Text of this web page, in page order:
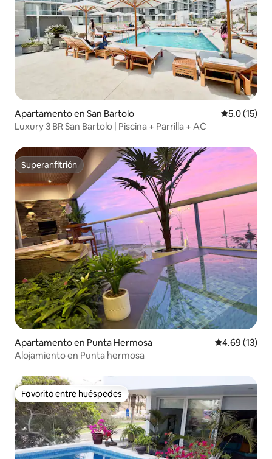
Apartamento en San Bartolo Calificación
5.0 (15)
Luxury 3 BR San Bartolo | Piscina + Parrilla + AC
Superanfitrión
Superanfitrión
Apartamento en Punta Hermosa Calificación
4.69 (13)
Alojamiento en Punta hermosa
Favorito entre huéspedes
Favorito entre huéspedes